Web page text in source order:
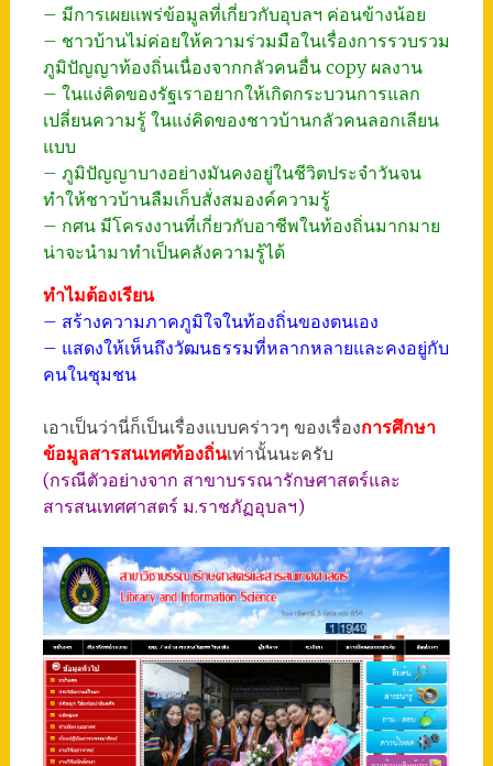
– มีการเผยแพร่ข้อมูลที่เกี่ยวกับอุบลฯ ค่อนข้างน้อย
– ชาวบ้านไม่ค่อยให้ความร่วมมือในเรื่องการรวบรวม
ภูมิปัญญาท้องถิ่นเนื่องจากกลัวคนอื่น copy ผลงาน
– ในแง่คิดของรัฐเราอยากให้เกิดกระบวนการแลก
เปลี่ยนความรู้ ในแง่คิดของชาวบ้านกลัวคนลอกเลียน
แบบ
– ภูมิปัญญาบางอย่างมันคงอยู่ในชีวิตประจำวันจน
ทำให้ชาวบ้านลืมเก็บสั่งสมองค์ความรู้
– กศน มีโครงงานที่เกี่ยวกับอาชีพในท้องถิ่นมากมาย
น่าจะนำมาทำเป็นคลังความรู้ได้
ทำไมต้องเรียน
– สร้างความภาคภูมิใจในท้องถิ่นของตนเอง
– แสดงให้เห็นถึงวัฒนธรรมที่หลากหลายและคงอยู่กับ
คนในชุมชน
เอาเป็นว่านี่ก็เป็นเรื่องแบบคร่าวๆ ของเรื่องการศึกษา
ข้อมูลสารสนเทศท้องถิ่นเท่านั้นนะครับ
(กรณีตัวอย่างจาก สาขาบรรณารักษศาสตร์และ
สารสนเทศศาสตร์ ม.ราชภัฏอุบลฯ)